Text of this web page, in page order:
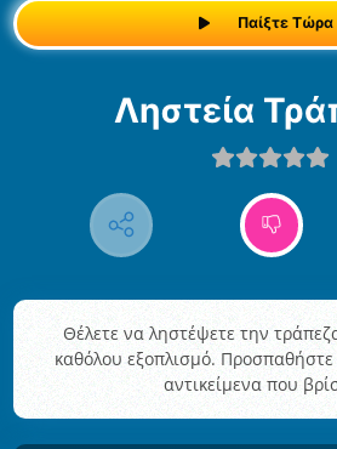
Παίξτε Τώρα
Ληστεία
Θέλετε να ληστέψετε την
καθόλου εξοπλισμό.
αντικείμενα που